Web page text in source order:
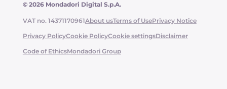
© 2026 Mondadori Digital S.p.A.
VAT no. 14371170961About usTerms of UsePrivacy Notice
Privacy PolicyCookie PolicyCookie settingsDisclaimer
Code of EthicsMondadori Group